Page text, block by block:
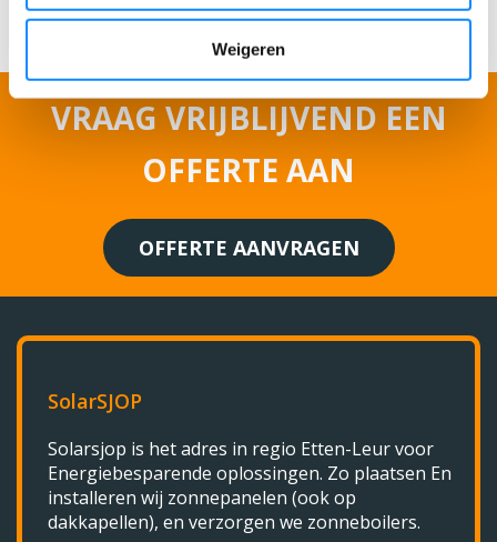
Weigeren
AANVRAAG VERZENDEN
VRAAG VRIJBLIJVEND EEN
OFFERTE AAN
OFFERTE AANVRAGEN
SolarSJOP
Solarsjop is het adres in regio Etten-Leur voor
Energiebesparende oplossingen. Zo plaatsen En
installeren wij zonnepanelen (ook op
dakkapellen), en verzorgen we zonneboilers.